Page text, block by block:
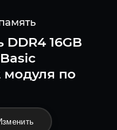
16GB
модуля по